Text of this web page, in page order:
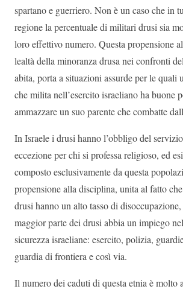
spartano e guerriero. Non è un caso che in
regione la percentuale di militari drusi sia
loro effettivo numero. Questa propensione
lealtà della minoranza drusa nei confronti
abita, porta a situazioni assurde per le quali
che milita nell’esercito israeliano ha buone
ammazzare un suo parente che combatte
In Israele i drusi hanno l’obbligo del
eccezione per chi si professa religioso, ed
composto esclusivamente da questa
propensione alla disciplina, unita al fatto
drusi hanno un alto tasso di
maggior parte dei drusi abbia un impiego
sicurezza israeliane: esercito, polizia,
guardia di frontiera e così via.
Il numero dei caduti di questa etnia è molto